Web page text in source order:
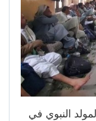
النبوي في